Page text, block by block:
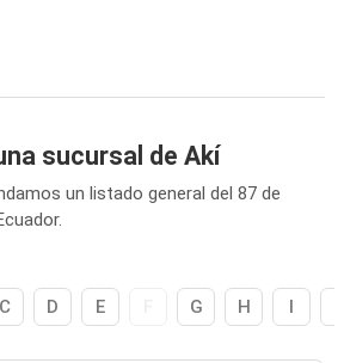
sucursal de Akí
un listado general del 87 de
C D E G H I